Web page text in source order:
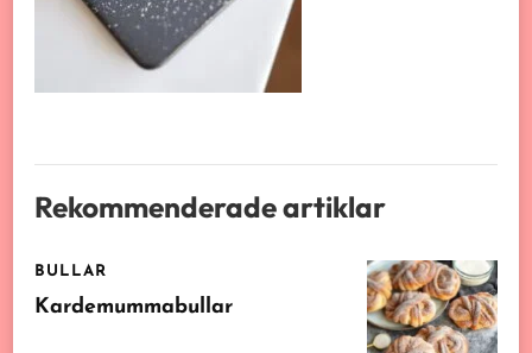
Rekommenderade artiklar
BULLAR
Kardemummabullar